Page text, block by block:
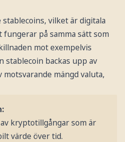
stablecoins, vilket är digitala
på samma sätt som
mot exempelvis
stablecoin backas upp av
mängd valuta,
kryptotillgångar som är
värde över tid.